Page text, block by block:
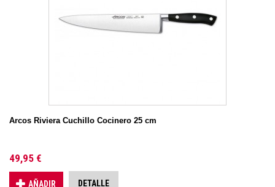
Arcos Riviera Cuchillo Cocinero 25 cm
49,95 €
AÑADIR DETALLE